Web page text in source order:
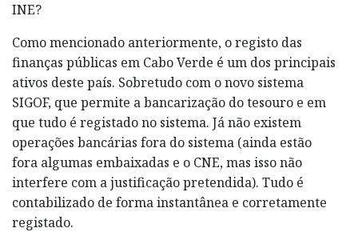
INE?
Como mencionado anteriormente, o registo das
finanças públicas em Cabo Verde é um dos principais
ativos deste país. Sobretudo com o novo sistema
SIGOF, que permite a bancarização do tesouro e em
que tudo é registado no sistema. Já não existem
operações bancárias fora do sistema (ainda estão
fora algumas embaixadas e o CNE, mas isso não
interfere com a justificação pretendida). Tudo é
contabilizado de forma instantânea e corretamente
registado.